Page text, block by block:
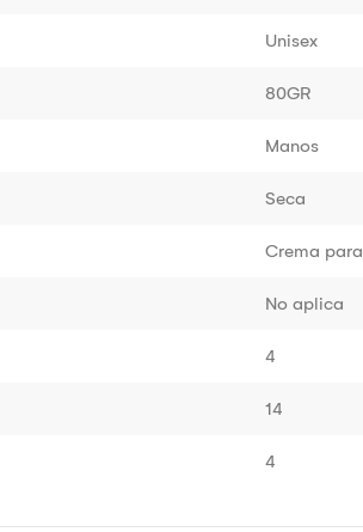
Unisex
80GR
Manos
Seca
Crema para
No aplica
4
14
4